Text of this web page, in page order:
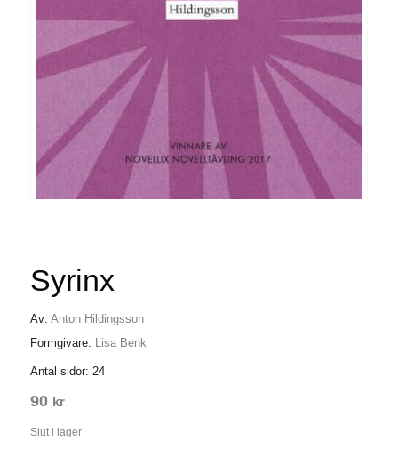
Syrinx
Av: Anton Hildingsson
Formgivare: Lisa Benk
Antal sidor: 24
90 kr
Slut i lager